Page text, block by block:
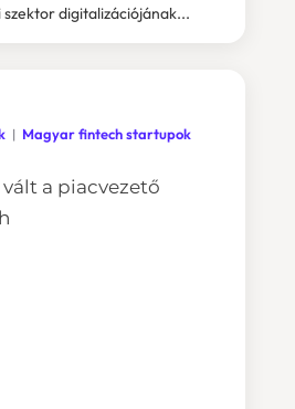
szektor digitalizációjának...
Magyar fintech startupok